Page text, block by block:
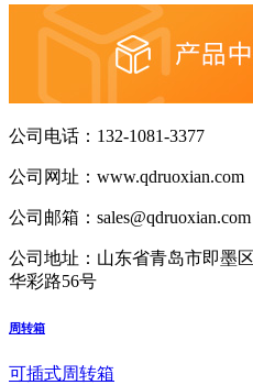
公司电话： 132-1081-3377
公司网址： www.qdruoxian.com
公司邮箱： sales@qdruoxian.com
公司地址： 山东省青岛市即墨
华彩路56号
周转箱
可插式周转箱